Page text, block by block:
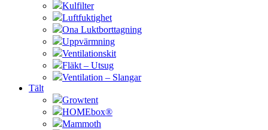
Kulfilter
Luftfuktighet
Ona Luktborttagning
Uppvärmning
Ventilationskit
Fläkt – Utsug
Ventilation – Slangar
Tält
Growtent
HOMEbox®
Mammoth